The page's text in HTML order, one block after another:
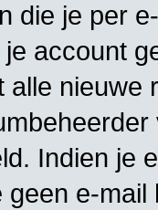
die je per
account
alle nieuwe
Indien je
geen e-